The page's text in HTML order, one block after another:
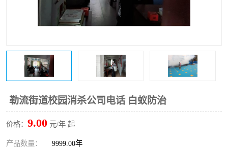
勒流街道校园消杀公司电话 白蚁防治
价格： 9.00 元/年 起
产品数量： 9999.00年